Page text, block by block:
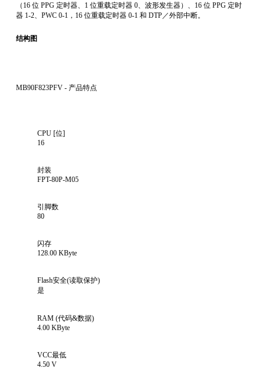
（16 位 PPG 定时器、1 位重载定时器 0、波形发生器）、16 位 PPG 定时
器 1-2、PWC 0-1，16 位重载定时器 0-1 和 DTP／外部中断。
结构图
MB90F823PFV - 产品特点
CPU [位]
16
封装
FPT-80P-M05
引脚数
80
闪存
128.00 KByte
Flash安全(读取保护)
是
RAM (代码&数据)
4.00 KByte
VCC最低
4.50 V